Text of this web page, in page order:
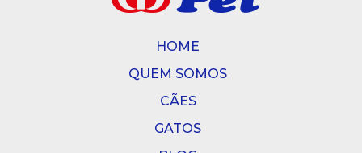
HOME
QUEM SOMOS
CÃES
GATOS